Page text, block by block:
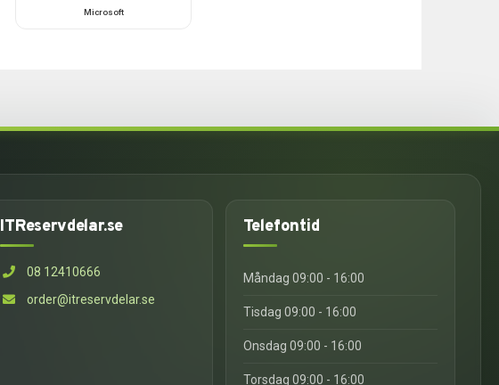
Microsoft
ITReservdelar.se
08 12410666
order@itreservdelar.se
Telefontid
Måndag 09:00 - 16:00
Tisdag 09:00 - 16:00
Onsdag 09:00 - 16:00
Torsdag 09:00 - 16:00